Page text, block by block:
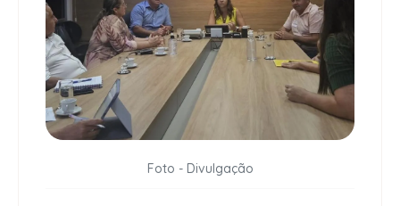
Foto - Divulgação